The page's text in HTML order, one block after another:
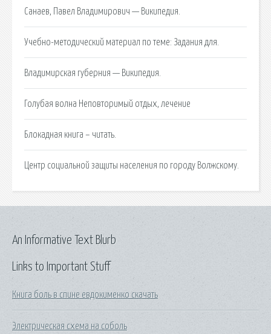
Санаев, Павел Владимирович — Википедия.
Учебно-методический материал по теме: Задания для.
Владимирская губерния — Википедия.
Голубая волна Неповторимый отдых, лечение
Блокадная книга – читать.
Центр социальной защиты населения по городу Волжскому.
Links to Important Stuff
Книга боль в спине евдокименко скачать
Электрическая схема на соболь
An Informative Text Blurb